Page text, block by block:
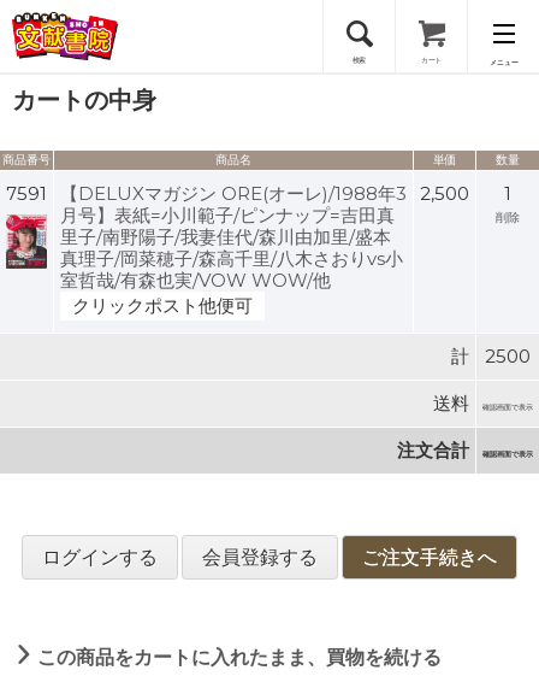
検索 カート メニュー
会員登録
ログイン
カートの中身
商品番号 商品名 単価 数量
7591
【DELUXマガジン ORE(オーレ)/1988年3
月号】表紙=小川範子/ピンナップ=吉田真
里子/南野陽子/我妻佳代/森川由加里/盛本
真理子/岡菜穂子/森高千里/八木さおりvs小
室哲哉/有森也実/VOW WOW/他
クリックポスト他便可
2,500 1
削除
計 2500
送料 確認画面で表示
注文合計 確認画面で表示
ログインする 会員登録する ご注文手続きへ
この商品をカートに入れたまま、買物を続ける